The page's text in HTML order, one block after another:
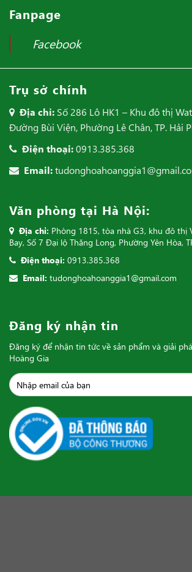
Fanpage
Facebook
Trụ sở chính
Địa chỉ: Số 286 Lô HK1 – Khu đô thị
Đường Bùi Viện, Phường Lê Chân, TP. Hải
Điện thoại:0913.385.368
Email:
Văn phòng tại Hà Nội:
Địa chỉ: Phòng 1815, tòa nhà G3, khu đô thị
Bay, Số 7 Đại lộ Thăng Long, Phường Yên Hòa,
Điện thoại: 0913.385.368
Email: tudonghoahoanggia1@gmail.com
Đăng ký nhận tin
Đăng ký để nhận tin tức về sản phẩm và giải
Hoàng Gia